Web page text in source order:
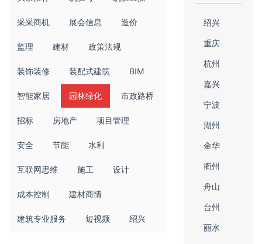
采采商机 展会信息 造价
监理 建材 政策法规
装饰装修 装配式建筑 BIM
智能家居 园林绿化 市政路桥
招标 房地产 项目管理
安全 节能 水利
互联网思维 施工 设计
成本控制 建材商情
建筑专业服务 短视频 绍兴
绍兴
重庆
杭州
嘉兴
宁波
湖州
金华
衢州
舟山
台州
丽水